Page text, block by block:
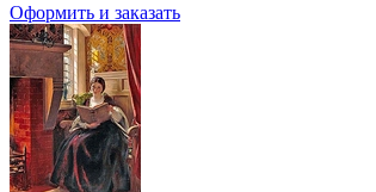
Оформить и заказать